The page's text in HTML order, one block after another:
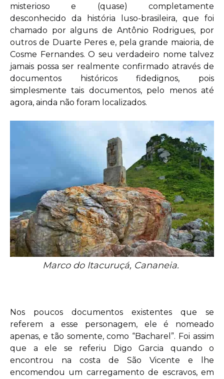
misterioso e (quase) completamente
desconhecido da história luso-brasileira, que foi
chamado por alguns de Antônio Rodrigues, por
outros de Duarte Peres e, pela grande maioria, de
Cosme Fernandes. O seu verdadeiro nome talvez
jamais possa ser realmente confirmado através de
documentos históricos fidedignos, pois
simplesmente tais documentos, pelo menos até
agora, ainda não foram localizados.
Marco do Itacuruçá, Cananeia.
Nos poucos documentos existentes que se
referem a esse personagem, ele é nomeado
apenas, e tão somente, como “Bacharel”. Foi assim
que a ele se referiu Digo Garcia quando o
encontrou na costa de São Vicente e lhe
encomendou um carregamento de escravos, em